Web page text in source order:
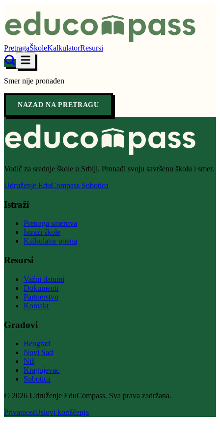
PretragaŠkoleKalkulatorResursi
Smer nije pronađen
NAZAD NA PRETRAGU
Vodič za srednje škole u Srbiji. Pronađi svoju savršenu školu i smer.
Udruženje EduCompass Subotica
Istraži
Pretraga smerova
Istraži škole
Kalkulator poena
Resursi
Važni datumi
Dokumenti
Partnerstvo
Kontakt
Gradovi
Beograd
Novi Sad
Niš
Kragujevac
Subotica
© 2026 Udruženje EduCompass. Sva prava zadržana.
PrivatnostUslovi korišćenja